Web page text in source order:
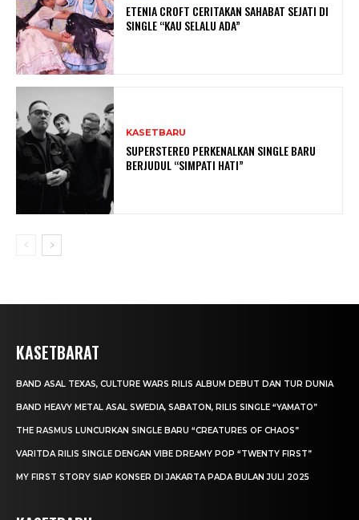
ETENIA CROFT CERITAKAN SAHABAT SEJATI DI
SINGLE “KAU SELALU ADA”
KASETBARU
SUPERSTEREO PERKENALKAN SINGLE BARU
BERJUDUL “SIMPATI HATI”
KASETBARAT
BAND ASAL TEXAS, CULTURE WARS RILIS ALBUM DEBUT DAN TUR DUNIA
BAND HEAVY METAL ASAL SWEDIA, SABATON, RILIS SINGLE “YAMATO”
THE RASMUS LUNCURKAN SINGLE BARU “CREATURES OF CHAOS”
VARITDA RILIS SINGLE DENGAN VIBE DREAMY POP “TWENTY FIRST”
MY FIRST STORY SIAP KONSER DI JAKARTA PADA BULAN JULI 2025